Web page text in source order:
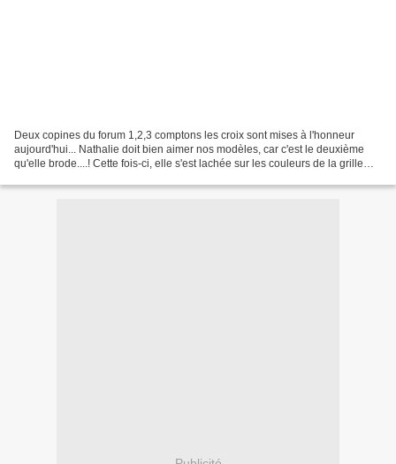
Deux copines du forum 1,2,3 comptons les croix sont mises à l'honneur
aujourd'hui... Nathalie doit bien aimer nos modèles, car c'est le deuxième
qu'elle brode....! Cette fois-ci, elle s'est lachée sur les couleurs de la grille